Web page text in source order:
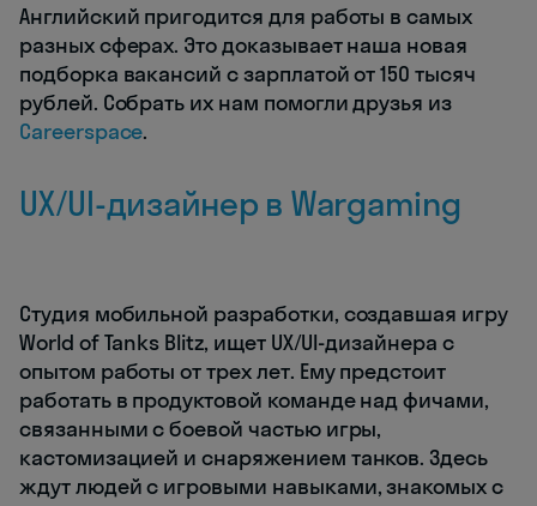
Английский пригодится для работы в самых
разных сферах. Это доказывает наша новая
подборка вакансий с зарплатой от 150 тысяч
рублей. Собрать их нам помогли друзья из
Careerspace.
UX/UI-дизайнер в Wargaming
Студия мобильной разработки, создавшая игру
World of Tanks Blitz, ищет UX/UI-дизайнера с
опытом работы от трех лет. Ему предстоит
работать в продуктовой команде над фичами,
связанными с боевой частью игры,
кастомизацией и снаряжением танков. Здесь
ждут людей с игровыми навыками, знакомых с